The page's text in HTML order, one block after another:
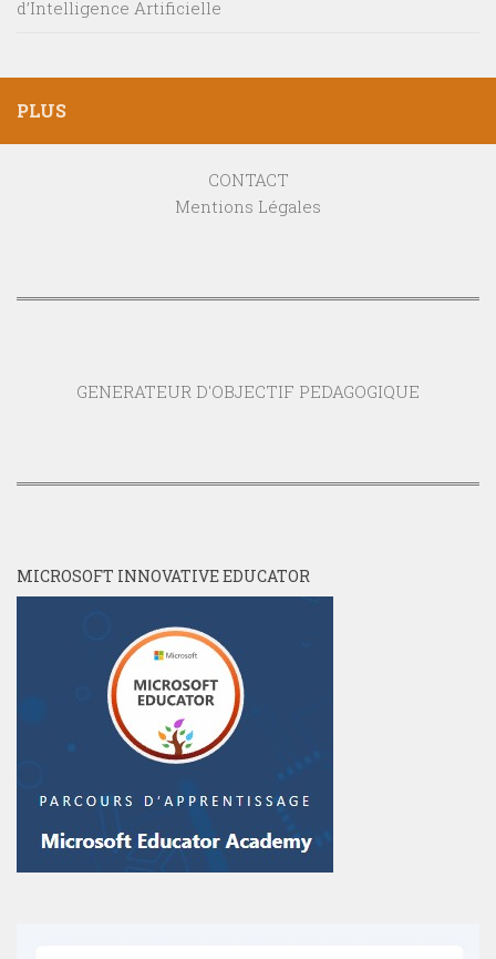
d’Intelligence Artificielle
PLUS
CONTACT
Mentions Légales
GENERATEUR D'OBJECTIF PEDAGOGIQUE
MICROSOFT INNOVATIVE EDUCATOR